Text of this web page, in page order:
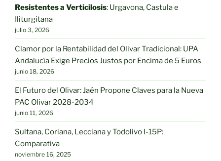
elegir
página
de
producto
Resistentes a Verticilosis: Urgavona, Castula e
Iliturgitana
julio 3, 2026
Clamor por la Rentabilidad del Olivar Tradicional: UPA
Andalucía Exige Precios Justos por Encima de 5 Euros
junio 18, 2026
El Futuro del Olivar: Jaén Propone Claves para la Nueva
PAC Olivar 2028-2034
junio 11, 2026
Sultana, Coriana, Lecciana y Todolivo I-15P:
Comparativa
noviembre 16, 2025